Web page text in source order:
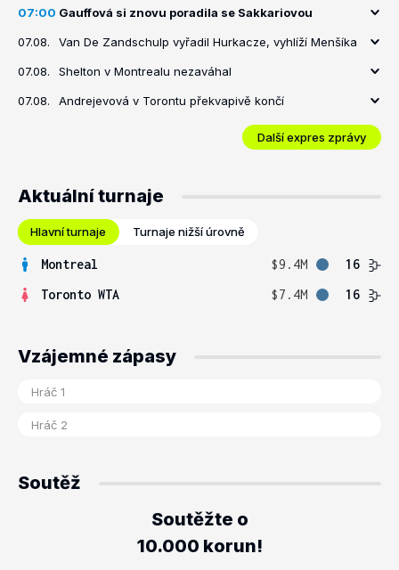
07:00 Gauffová si znovu poradila se Sakkariovou
07.08. Van De Zandschulp vyřadil Hurkacze, vyhlíží Menšíka
07.08. Shelton v Montrealu nezaváhal
07.08. Andrejevová v Torontu překvapivě končí
Další expres zprávy
Aktuální turnaje
Hlavní turnaje Turnaje nižší úrovně
Montreal $9.4M
16
Toronto WTA
$7.4M 16
Vzájemné zápasy
Soutěž
Soutěžte o
10.000 korun!